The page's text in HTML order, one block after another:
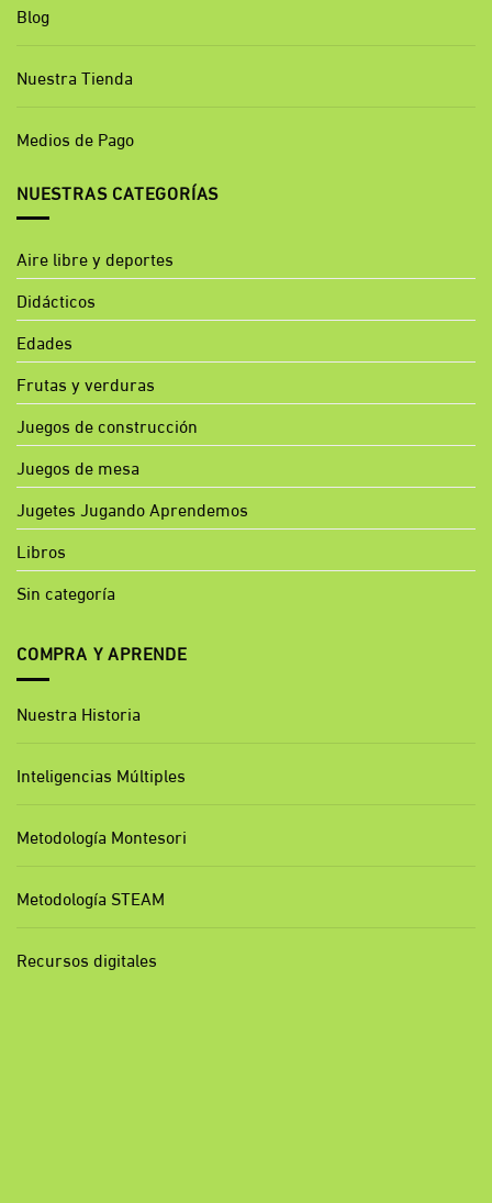
Blog
Nuestra Tienda
Medios de Pago
NUESTRAS CATEGORÍAS
Aire libre y deportes
Didácticos
Edades
Frutas y verduras
Juegos de construcción
Juegos de mesa
Jugetes Jugando Aprendemos
Libros
Sin categoría
COMPRA Y APRENDE
Nuestra Historia
Inteligencias Múltiples
Metodología Montesori
Metodología STEAM
Recursos digitales